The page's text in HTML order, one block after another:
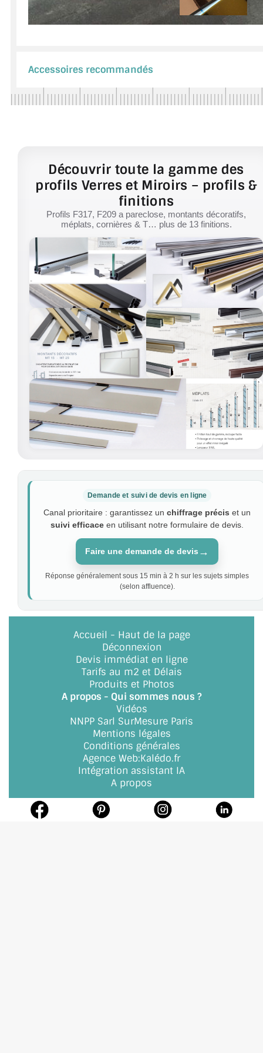
Accessoires recommandés
Découvrir toute la gamme des
profils Verres et Miroirs – profils &
finitions
Profils F317, F209 a pareclose, montants décoratifs,
méplats, cornières & T… plus de 13 finitions.
Demande et suivi de devis en ligne
Canal prioritaire : garantissez un chiffrage précis et un
suivi efficace en utilisant notre formulaire de devis.
Faire une demande de devis →
Réponse généralement sous 15 min à 2 h sur les sujets simples
(selon affluence).
Accueil - Haut de la page
Déconnexion
Devis immédiat en ligne
Tarifs au m2 et Délais
Produits et Photos
A propos - Qui sommes nous ?
Vidéos
NNPP Sarl SurMesure Paris
Mentions légales
Conditions générales
Agence Web:Kalédo.fr
Intégration assistant IA
A propos